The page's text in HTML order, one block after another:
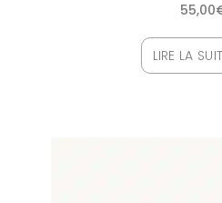
55,00
LIRE LA